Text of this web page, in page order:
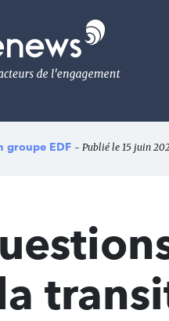
groupe EDF - Publié le 15 juin